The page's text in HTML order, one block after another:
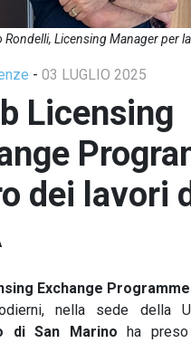
Rondelli, Licensing Manager per
- 03 LUGLIO 2025
Licensing
dei lavori
Exchange
nella sede della
di San Marino ha